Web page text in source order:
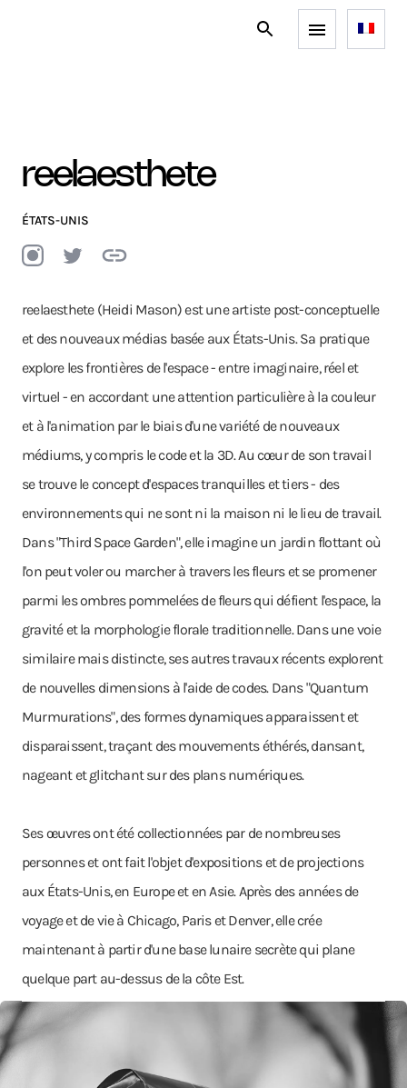
reelaesthete
ÉTATS-UNIS
reelaesthete (Heidi Mason) est une artiste post-conceptuelle
et des nouveaux médias basée aux États-Unis. Sa pratique
explore les frontières de l'espace - entre imaginaire, réel et
virtuel - en accordant une attention particulière à la couleur
et à l'animation par le biais d'une variété de nouveaux
médiums, y compris le code et la 3D. Au cœur de son travail
se trouve le concept d'espaces tranquilles et tiers - des
environnements qui ne sont ni la maison ni le lieu de travail.
Dans "Third Space Garden", elle imagine un jardin flottant où
l'on peut voler ou marcher à travers les fleurs et se promener
parmi les ombres pommelées de fleurs qui défient l'espace, la
gravité et la morphologie florale traditionnelle. Dans une voie
similaire mais distincte, ses autres travaux récents explorent
de nouvelles dimensions à l'aide de codes. Dans "Quantum
Murmurations", des formes dynamiques apparaissent et
disparaissent, traçant des mouvements éthérés, dansant,
nageant et glitchant sur des plans numériques.
Ses œuvres ont été collectionnées par de nombreuses
personnes et ont fait l'objet d'expositions et de projections
aux États-Unis, en Europe et en Asie. Après des années de
voyage et de vie à Chicago, Paris et Denver, elle crée
maintenant à partir d'une base lunaire secrète qui plane
quelque part au-dessus de la côte Est.